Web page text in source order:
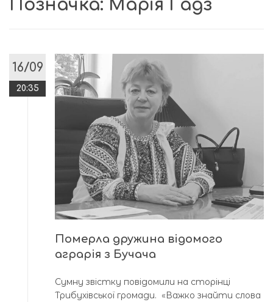
Позначка: Марія Гадз
16/09
20:35
Померла дружина відомого
аграрія з Бучача
Сумну звістку повідомили на сторінці
Трибухівської громади. «Важко знайти слова